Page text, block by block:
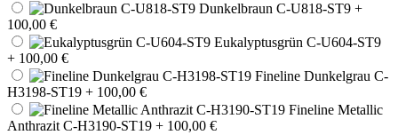
Dunkelbraun C-U818-ST9 +
100,00 €
Eukalyptusgrün C-U604-ST9
+ 100,00 €
Fineline Dunkelgrau C-
H3198-ST19 + 100,00 €
Fineline Metallic
Anthrazit C-H3190-ST19 + 100,00 €